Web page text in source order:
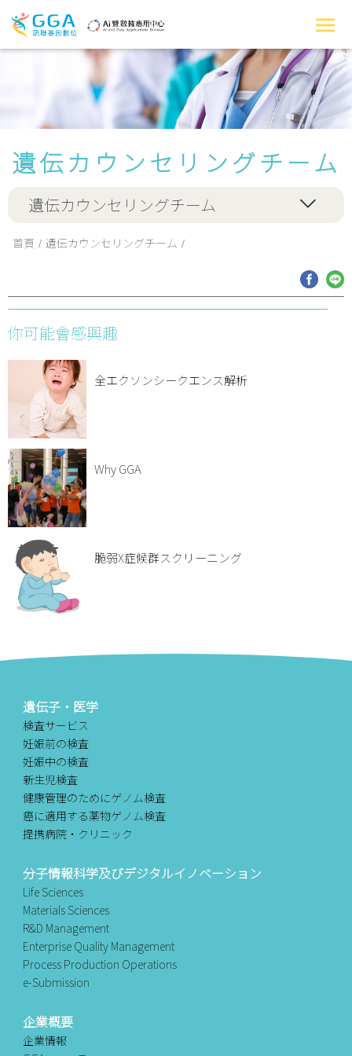
遺伝カウンセリングチーム
遺伝カウンセリングチーム
首頁 遺伝カウンセリングチーム
你可能會感興趣
全エクソンシークエンス解析
Why GGA
脆弱X症候群スクリーニング
遺伝子・医学
検査サービス
妊娠前の検査
妊娠中の検査
新生児検査
健康管理のためにゲノム検査
癌に適用する薬物ゲノム検査
提携病院・クリニック
分子情報科学及びデジタルイノベーション
Life Sciences
Materials Sciences
R&D Management
Enterprise Quality Management
Process Production Operations
e-Submission
企業概要
企業情報